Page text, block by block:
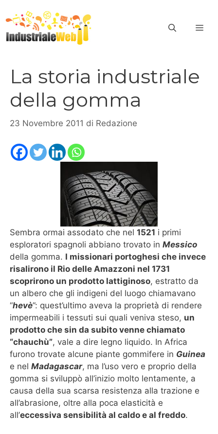
al
contenuto
La storia industriale
della gomma
23 Novembre 2011 di Redazione
Sembra ormai assodato che nel 1521 i primi
esploratori spagnoli abbiano trovato in Messico
della gomma. I missionari portoghesi che invece
risalirono il Rio delle Amazzoni nel 1731
scoprirono un prodotto lattiginoso, estratto da
un albero che gli indigeni del luogo chiamavano
“hevè”: quest’ultimo aveva la proprietà di rendere
impermeabili i tessuti sui quali veniva steso, un
prodotto che sin da subito venne chiamato
“chauchù”, vale a dire legno liquido. In Africa
furono trovate alcune piante gommifere in Guinea
e nel Madagascar, ma l’uso vero e proprio della
gomma si sviluppò all’inizio molto lentamente, a
causa della sua scarsa resistenza alla trazione e
all’abrasione, oltre alla poca elasticità e
all’eccessiva sensibilità al caldo e al freddo.